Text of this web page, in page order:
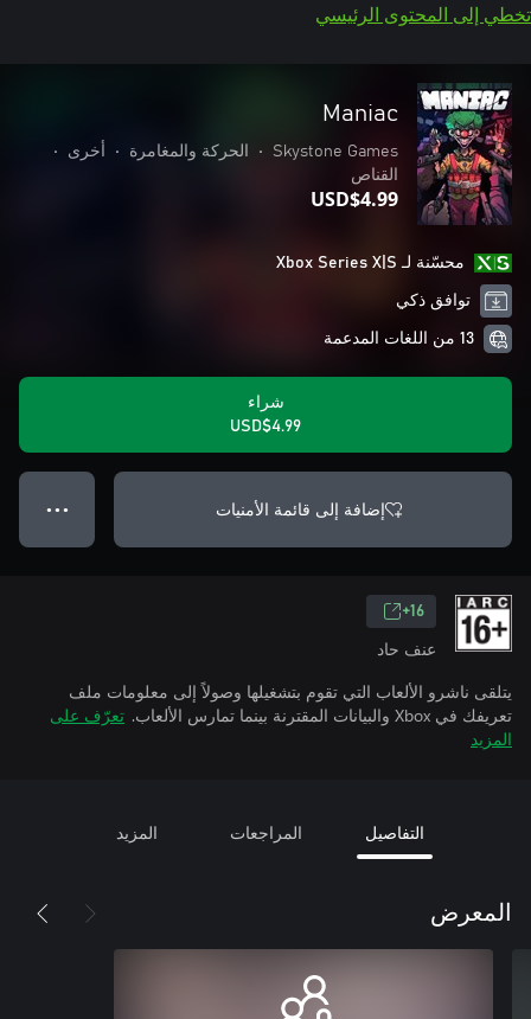
تخطي إلى المحتوى الرئيسي
Maniac
Skystone Games
• الحركة والمغامرة • أخرى
•
القناص
USD$4.99
محسّنة لـ Xbox Series X|S
توافق ذكي
13 من اللغات المدعمة
شراء
USD$4.99
إضافة إلى قائمة الأمنيات ● ● ●
16+
عنف حاد
يتلقى ناشرو الألعاب التي تقوم بتشغيلها وصولاً إلى معلومات ملف
تعريفك في Xbox والبيانات المقترنة بينما تمارس الألعاب.
تعرّف على
المزيد
التفاصيل المراجعات المزيد
المعرض